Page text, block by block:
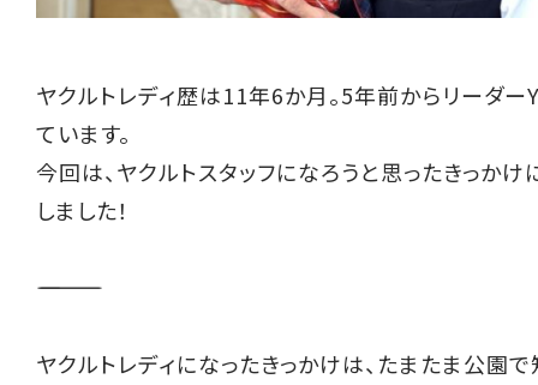
ヤクルトレディ歴は11年6か月。5年前からリーダー
ています。
今回は、ヤクルトスタッフになろうと思ったきっか
しました！
――――――――――
ヤクルトレディになったきっかけは、たまたま公園